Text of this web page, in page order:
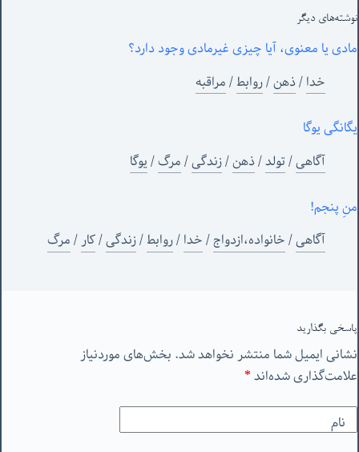
نوشته‌های‌ دیگر
مادی یا معنوی، آیا چیزی غیرمادی وجود دارد؟
خدا/ذهن/روابط/مراقبه
یگانگی یوگا
آگاهی/تولد/ذهن/زندگی/مرگ/یوگا
منِ پنجم!
آگاهی/خانواده،ازدواج/خدا/روابط/زندگی/کار/مرگ
پاسخی بگذارید
نشانی ایمیل شما منتشر نخواهد شد. بخش‌های موردنیاز
علامت‌گذاری شده‌اند*
نام